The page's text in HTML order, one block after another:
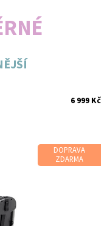
6 999 Kč
DOPRAVA
ZDARMA